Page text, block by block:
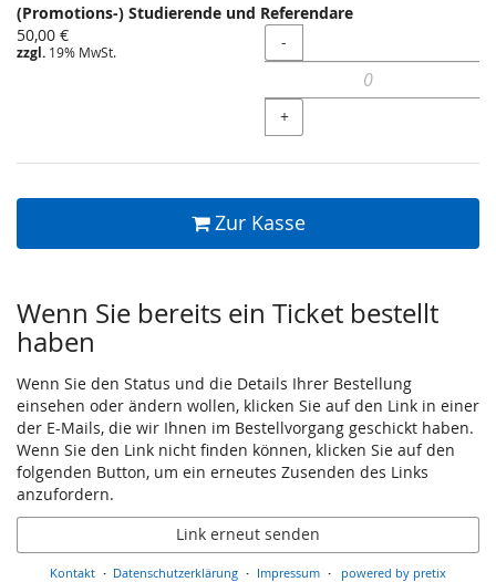
(Promotions-) Studierende und Referendare
50,00 €
zzgl. 19% MwSt. Menge
-
+
Zur Kasse
Wenn Sie bereits ein Ticket bestellt
haben
Wenn Sie den Status und die Details Ihrer Bestellung
einsehen oder ändern wollen, klicken Sie auf den Link in einer
der E-Mails, die wir Ihnen im Bestellvorgang geschickt haben.
Wenn Sie den Link nicht finden können, klicken Sie auf den
folgenden Button, um ein erneutes Zusenden des Links
anzufordern.
Link erneut senden
Kontakt Datenschutzerklärung Impressum powered by pretix